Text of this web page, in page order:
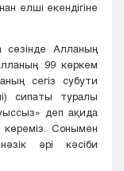
елші екендігіне
сөзінде Алланың
99 көркем
сегіз субути
сипаты туралы
деп ақида
көреміз. Сонымен
әрі кәсіби